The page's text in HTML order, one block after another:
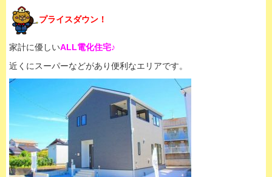
プライスダウン！
家計に優しいALL電化住宅♪
近くにスーパーなどがあり便利なエリアです。